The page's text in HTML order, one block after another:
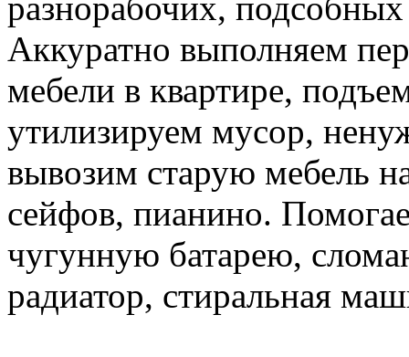
Аккуратно выполняем
мебели в квартире,
утилизируем мусор,
вывозим старую мебель
сейфов, пианино.
чугунную батарею,
радиатор, стиральная